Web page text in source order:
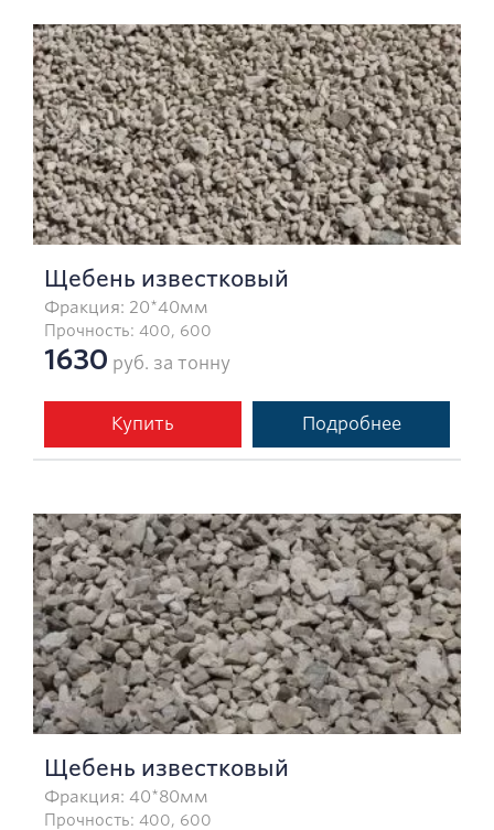
Щебень известковый
Фракция: 20*40мм
Прочность: 400, 600
1630 руб. за тонну
Купить Подробнее
Щебень известковый
Фракция: 40*80мм
Прочность: 400, 600